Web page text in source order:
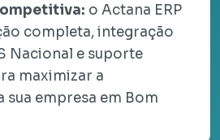
o Actana ERP
completa, integração
Nacional e suporte
maximizar a
empresa em Bom